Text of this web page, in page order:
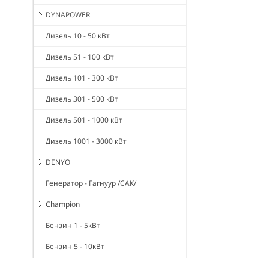
DYNAPOWER
Дизель 10 - 50 кВт
Дизель 51 - 100 кВт
Дизель 101 - 300 кВт
Дизель 301 - 500 кВт
Дизель 501 - 1000 кВт
Дизель 1001 - 3000 кВт
DENYO
Генератор - Гагнуур /САК/
Champion
Бензин 1 - 5кВт
Бензин 5 - 10кВт